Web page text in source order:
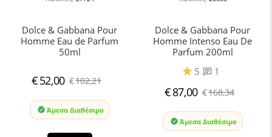
Dolce & Gabbana Pour
Homme Eau de Parfum
50ml
€102,21
€52,00
Άμεσα Διαθέσιμο
Dolce & Gabbana Pour
Homme Intenso Eau De
Parfum 200ml
5
1
€168,34
€87,00
Άμεσα Διαθέσιμο